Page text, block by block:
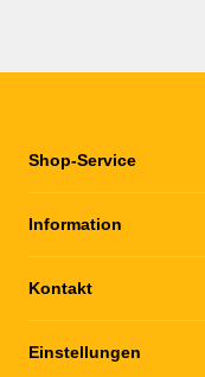
Shop-Service
Information
Kontakt
Einstellungen